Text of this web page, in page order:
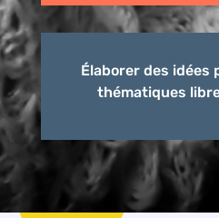
Élaborer des idées
thématiques